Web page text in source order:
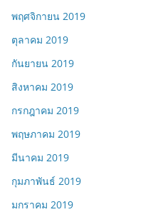
พฤศจิกายน 2019
ตุลาคม 2019
กันยายน 2019
สิงหาคม 2019
กรกฎาคม 2019
พฤษภาคม 2019
มีนาคม 2019
กุมภาพันธ์ 2019
มกราคม 2019